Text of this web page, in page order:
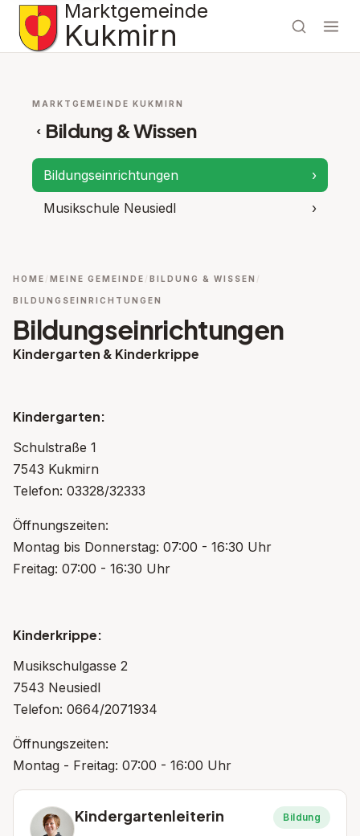
Marktgemeinde
Kukmirn
MARKTGEMEINDE KUKMIRN
‹ Bildung & Wissen
Bildungseinrichtungen ›
Musikschule Neusiedl ›
HOME MEINE GEMEINDE BILDUNG & WISSEN
BILDUNGSEINRICHTUNGEN
Bildungseinrichtungen
Kindergarten & Kinderkrippe
Kindergarten:
Schulstraße 1
7543 Kukmirn
Telefon: 03328/32333
Öffnungszeiten:
Montag bis Donnerstag: 07:00 - 16:30 Uhr
Freitag: 07:00 - 16:30 Uhr
Kinderkrippe:
Musikschulgasse 2
7543 Neusiedl
Telefon: 0664/2071934
Öffnungszeiten:
Montag - Freitag: 07:00 - 16:00 Uhr
Kindergartenleiterin Bildung